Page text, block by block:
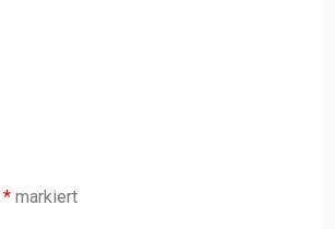
* markiert